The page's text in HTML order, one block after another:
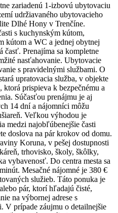
zariadenú 1-izbovú ubytovaciu
udržiavaného ubytovacieho
Dlhé Hony v Trenčíne.
s kuchynským kútom,
kútom a WC a jednej obytnej
časť. Prenajíma sa kompletne
nasťahovanie. Ubytovacie
s pravidelnými službami. O
upratovacia služba, v objekte
ktorá prispieva k bezpečnému a
Súčasťou prenájmu je aj
14 dní a nájomníci môžu
Veľkou výhodou je
medzi najobľúbenejšie časti
doslova na pár krokov od domu.
Koruna, v pešej dostupnosti
trhovisko, školy, škôlky,
vybavenosť. Do centra mesta sa
Mesačné nájomné je 380 €
služieb. Táto ponuka je
pár, ktorí hľadajú čisté,
na výbornej adrese s
V prípade záujmu o detailnejšie